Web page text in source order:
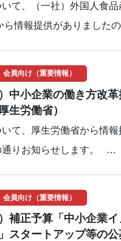
て、（一社）外国人食
ら情報提供がありました
会員向け（重要情報）
中小企業の働き方改
生労働省）
て、厚生労働省から情
通りお知らせします。 …
会員向け（重要情報）
補正予算「中小企業
スタートアップ等の